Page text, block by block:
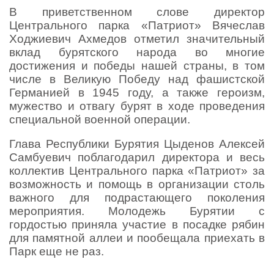
В приветственном слове директор
Центрального парка «Патриот» Вячеслав
Ходжиевич Ахмедов отметил значительный
вклад бурятского народа во многие
достижения и победы нашей страны, в том
числе в Великую Победу над фашистской
Германией в 1945 году, а также героизм,
мужество и отвагу бурят в ходе проведения
специальной военной операции.
Глава Республики Бурятия Цыденов Алексей
Самбуевич поблагодарил директора и весь
коллектив Центрального парка «Патриот» за
возможность и помощь в организации столь
важного для подрастающего поколения
мероприятия. Молодежь Бурятии с
гордостью приняла участие в посадке рябин
для памятной аллеи и пообещала приехать в
Парк еще не раз.